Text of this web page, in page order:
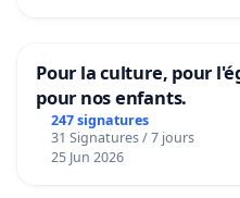
Pour la culture, pour
pour nos enfants.
247 signatures
31 Signatures / 7 jours
25 Jun 2026